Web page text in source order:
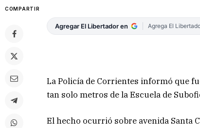
COMPARTIR
Agregar El Libertador en Agrega El
La Policía de Corrientes informó que
tan solo metros de la Escuela de
El hecho ocurrió sobre avenida Santa